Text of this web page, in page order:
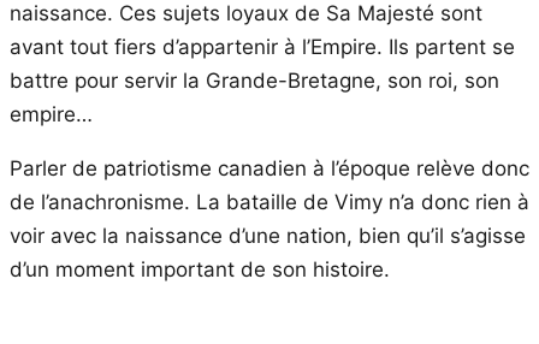
naissance. Ces sujets loyaux de Sa Majesté sont
avant tout fiers d’appartenir à l’Empire. Ils partent se
battre pour servir la Grande-Bretagne, son roi, son
empire…
Parler de patriotisme canadien à l’époque relève donc
de l’anachronisme. La bataille de Vimy n’a donc rien à
voir avec la naissance d’une nation, bien qu’il s’agisse
d’un moment important de son histoire.